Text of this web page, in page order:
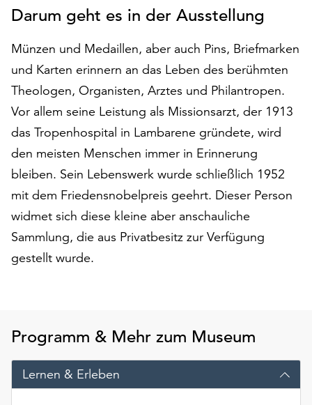
auf
akzeptieren“,
alle
Cookies
zu
akzeptieren.
können
Ihr
Einverständnis
jederzeit
ändern
und
widerrufen.
Ende
Seite
die
Darum geht es in der Ausstellung
Münzen und Medaillen, aber auch Pins, Briefmarken
und Karten erinnern an das Leben des berühmten
Theologen, Organisten, Arztes und Philantropen.
Vor allem seine Leistung als Missionsarzt, der 1913
das Tropenhospital in Lambarene gründete, wird
den meisten Menschen immer in Erinnerung
bleiben. Sein Lebenswerk wurde schließlich 1952
mit dem Friedensnobelpreis geehrt. Dieser Person
widmet sich diese kleine aber anschauliche
Sammlung, die aus Privatbesitz zur Verfügung
gestellt wurde.
Programm & Mehr zum Museum
Lernen & Erleben